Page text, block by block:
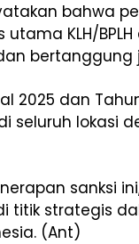
bahwa
utama KLH/BPLH
bertanggung
2025 dan
seluruh lokasi
sanksi ini
titik strategis
(Ant)